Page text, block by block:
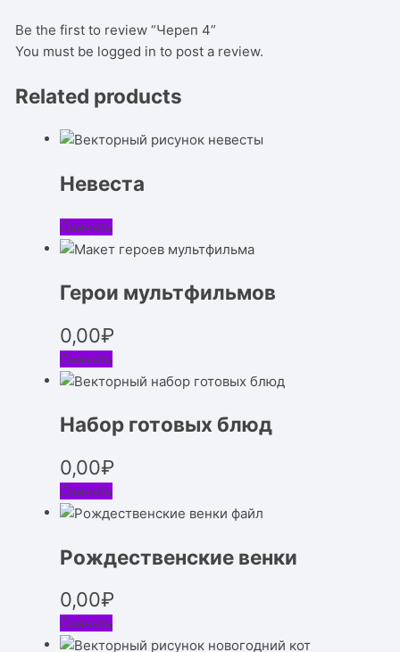
Be the first to review “Череп 4”
You must be logged in to post a review.
Related products
Невеста
Скачать
Герои мультфильмов
0,00₽
Скачать
Набор готовых блюд
0,00₽
Скачать
Рождественские венки
0,00₽
Скачать